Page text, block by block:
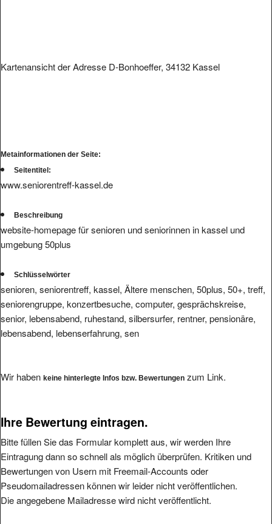
Kartenansicht der Adresse D-Bonhoeffer, 34132 Kassel
Metainformationen der Seite:
Seitentitel:
www.seniorentreff-kassel.de
Beschreibung
website-homepage für senioren und seniorinnen in kassel und
umgebung 50plus
Schlüsselwörter
senioren, seniorentreff, kassel, Ältere menschen, 50plus, 50+, treff,
seniorengruppe, konzertbesuche, computer, gesprächskreise,
senior, lebensabend, ruhestand, silbersurfer, rentner, pensionäre,
lebensabend, lebenserfahrung, sen
Wir haben keine hinterlegte Infos bzw. Bewertungen zum Link.
Ihre Bewertung eintragen.
Bitte füllen Sie das Formular komplett aus, wir werden Ihre
Eintragung dann so schnell als möglich überprüfen. Kritiken und
Bewertungen von Usern mit Freemail-Accounts oder
Pseudomailadressen können wir leider nicht veröffentlichen.
Die angegebene Mailadresse wird nicht veröffentlicht.